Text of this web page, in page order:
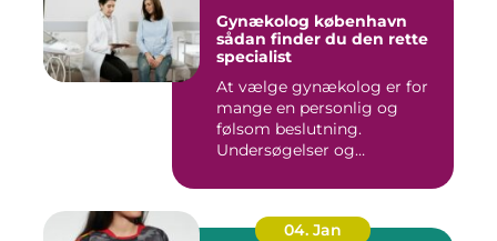
Gynækolog københavn
sådan finder du den rette
specialist
At vælge gynækolog er for
mange en personlig og
følsom beslutning.
Undersøgelser og
04. Jan